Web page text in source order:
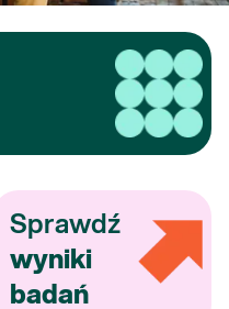
Sprawdź
wyniki
badań